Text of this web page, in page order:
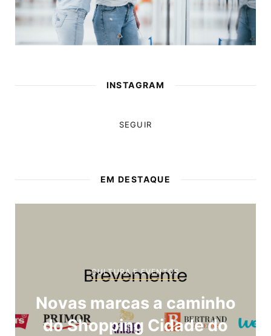
INSTAGRAM
SEGUIR
EM DESTAQUE
CULTURA E EVENTOS
Novas marcas a caminho
do Shopping Cidade do